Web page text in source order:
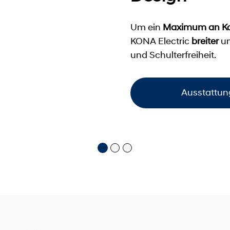
Um ein Maximum an
KONA Electric breiter
und Schulterfreiheit.